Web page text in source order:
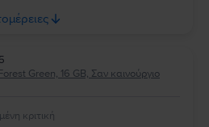
καλό και φθηνό κινητό.
Green, 16 GB, Σαν καινούργιο
κριτική